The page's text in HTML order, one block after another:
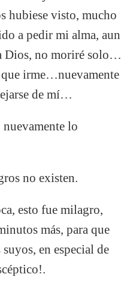
hubiese visto, mucho
a pedir mi alma, aun
Dios, no moriré solo…
irme…nuevamente
de mí…
lo
no existen.
esto fue milagro,
más, para que
en especial de